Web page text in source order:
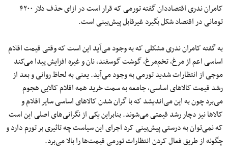
کامران ندری اقتصاددان گفته تورمی که قرار است در ازای حذف دلار ۴۲۰۰
تومانی در اقتصاد شکل بگیرد غیرقابل پیش‌بینی است.
به گفته کامران ندری مشکلی که به وجود می‌آید این است که وقتی قیمت اقلام
اساسی اعم از مرغ، تخم‌مرغ، گوشت گوسفند، نان و غیره افزایش پیدا می‌کند
موجی از انتظارات شدید تورمی به وجود می‌آید. یعنی به لحاظ روانی و بعد از
رشد قیمت کالاهای اساسی، جامعه به سمت خرید همه اقلام کالایی هجوم
می‌برد چون به این می‌اندیشد که با گران شدن کالاهای اساسی سایر اقلام و
کالاها نیز دچار رشد قیمتی می‌شوند. بنابراین یکی از نگرانی‌های اصلی این است
که نمی‌توان به درستی پیش‌بینی کرد اجرای این سیاست چه تاثیری بر تورم دارد و
چگونه از طریق فعال کردن انتظارات تورمی قیمت‌ها را بالا می‌برد.